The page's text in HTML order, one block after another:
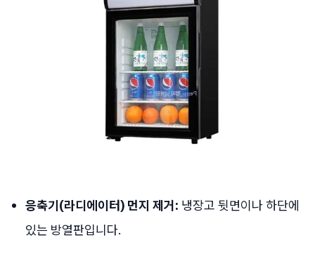
응축기(라디에이터) 먼지 제거: 냉장고 뒷면이나 하단에
있는 방열판입니다.